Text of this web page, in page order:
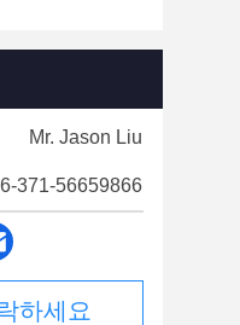
Mr. Jason Liu
371-56659866
하세요